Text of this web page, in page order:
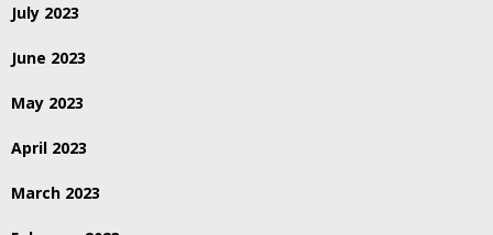
July 2023
June 2023
May 2023
April 2023
March 2023